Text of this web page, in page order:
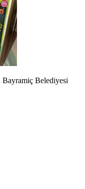
Bayramiç Belediyesi